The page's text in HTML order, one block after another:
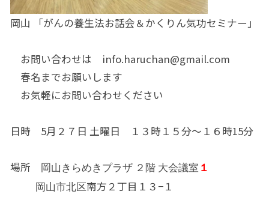
岡山 「がんの養生法お話会＆かくりん気功セミナー」
お問い合わせは info.haruchan@gmail.com
春名までお願いします
お気軽にお問い合わせください
日時 5月２７日 土曜日 １３時１５分～１６時15分
場所 岡山きらめきプラザ ２階 大会議室 １
岡山市北区 南方２丁目１３−１